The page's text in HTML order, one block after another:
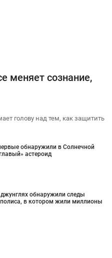
меняет сознание,
голову над тем, как защитить
обнаружили в Солнечной
астероид
обнаружили следы
в котором жили миллионы